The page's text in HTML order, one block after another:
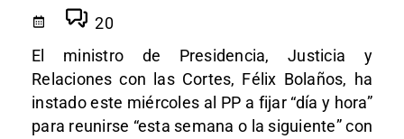
20
El ministro de Presidencia, Justicia y
Relaciones con las Cortes, Félix Bolaños, ha
instado este miércoles al PP a fijar “día y hora”
para reunirse “esta semana o la siguiente” con